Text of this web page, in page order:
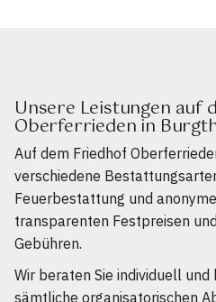
Unsere Leistungen auf
Oberferrieden in
Auf dem Friedhof
verschiedene
Feuerbestattung und
transparenten Festpreisen
Gebühren.
Wir beraten Sie individuell
sämtliche organisatorischen